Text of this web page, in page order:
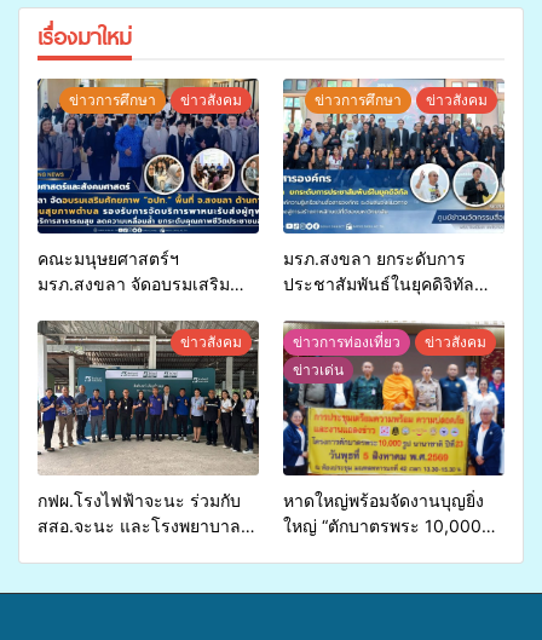
เรื่องมาใหม่
ข่าวการศึกษา ข่าวสังคม
คณะมนุษยศาสตร์ฯ
มรภ.สงขลา จัดอบรมเสริม
จ่ายงบกองทุนสุขภาพตำบล
รองรับการจัดบริการพาหนะรับ
ส่งผู้ทุพพลภาพเพื่อเข้ารับ
บริการสาธารณสุข ลดความ
เหลื่อมล้ำ ยกระดับคุณภาพ
ชีวิตประชาชนอย่างยั่งยืน
ข่าวการศึกษา ข่าวสังคม
มรภ.สงขลา ยกระดับการ
ประชาสัมพันธ์ในยุคดิจิทัล
ข่ายสื่อสารองค์กร ระดมสมอง
วางแนวทางการทำงาน ปูทาง
สู่การสร้างภาพลักษณ์ที่ดีของ
มหาวิทยาลัย
ข่าวสังคม
กฟผ.โรงไฟฟ้าจะนะ ร่วมกับ
สสอ.จะนะ และโรงพยาบาล
ข่าวการท่องเที่ยว
ข่าวสังคม
ข่าวเด่น
หาดใหญ่พร้อมจัดงานบุญยิ่ง
ใหญ่ “ตักบาตรพระ 10,000